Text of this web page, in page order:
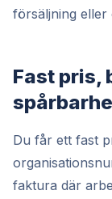
försäljning eller
Fast pris,
Du får ett fast
faktura där